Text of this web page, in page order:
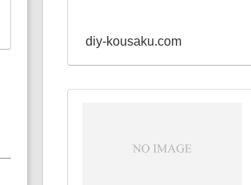
diy-kousaku.com